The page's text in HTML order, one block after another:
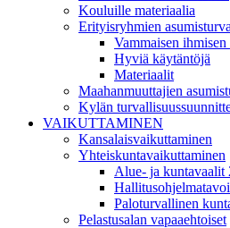
Kouluille materiaalia
Erityisryhmien
Vammaisen ihmisen
Hyviä käytäntöjä
Materiaalit
Maahanmuuttajien
Kylän
VAIKUTTAMINEN
Kansalaisvaikuttaminen
Yhteiskuntavaikuttaminen
Alue- ja kuntavaalit
Paloturvallinen
Pelastusalan vapaaehtoiset